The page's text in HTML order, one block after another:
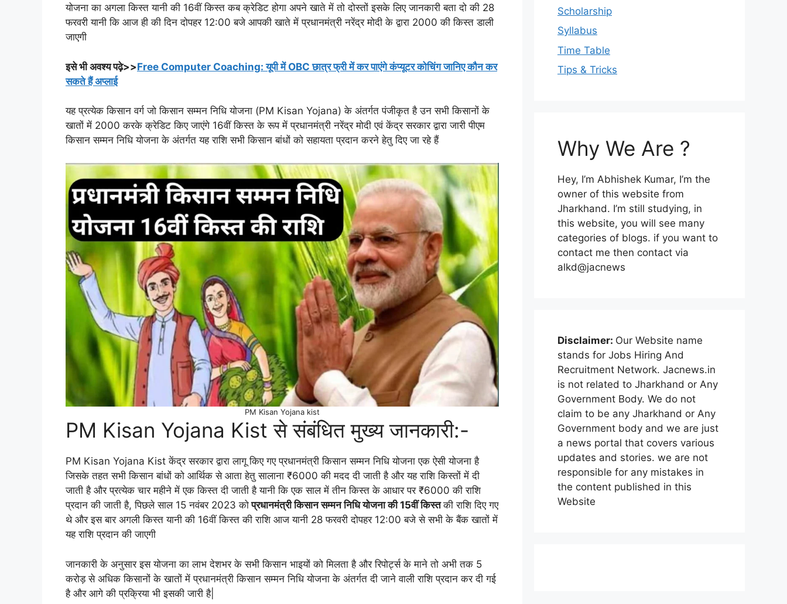
योजना का अगला किस्त यानी की 16वीं किस्त कब क्रेडिट होगा अपने खाते में तो दोस्तों इसके लिए जानकारी बता दो की 28
फरवरी यानी कि आज ही की दिन दोपहर 12:00 बजे आपकी खाते में प्रधानमंत्री नरेंद्र मोदी के द्वारा 2000 की किस्त डाली
जाएगी
इसे भी अवश्य पढ़े>>Free Computer Coaching: यूपी में OBC छात्र फ्री में कर पाएंगे कंप्यूटर कोचिंग जानिए कौन कर
सकते हैं अप्लाई
यह प्रत्येक किसान वर्ग जो किसान सम्मन निधि योजना (PM Kisan Yojana) के अंतर्गत पंजीकृत है उन सभी किसानों के
खातों में 2000 करके क्रेडिट किए जाएंगे 16वीं किस्त के रूप में प्रधानमंत्री नरेंद्र मोदी एवं केंद्र सरकार द्वारा जारी पीएम
किसान सम्मन निधि योजना के अंतर्गत यह राशि सभी किसान बांधों को सहायता प्रदान करने हेतु दिए जा रहे हैं
PM Kisan Yojana kist
PM Kisan Yojana Kist से संबंधित मुख्य जानकारी:-
PM Kisan Yojana Kist केंद्र सरकार द्वारा लागू किए गए प्रधानमंत्री किसान सम्मन निधि योजना एक ऐसी योजना है
जिसके तहत सभी किसान बांधों को आर्थिक से आता हेतु सालाना ₹6000 की मदद दी जाती है और यह राशि किस्तों में दी
जाती है और प्रत्येक चार महीने में एक किस्त दी जाती है यानी कि एक साल में तीन किस्त के आधार पर ₹6000 की राशि
प्रदान की जाती है, पिछले साल 15 नवंबर 2023 कोप्रधानमंत्री किसान सम्मन निधि योजना की 15वीं किस्तकी राशि दिए गए
थे और इस बार अगली किस्त यानी की 16वीं किस्त की राशि आज यानी 28 फरवरी दोपहर 12:00 बजे से सभी के बैंक खातों में
यह राशि प्रदान की जाएगी
जानकारी के अनुसार इस योजना का लाभ देशभर के सभी किसान भाइयों को मिलता है और रिपोर्ट्स के माने तो अभी तक 5
करोड़ से अधिक किसानों के खातों में प्रधानमंत्री किसान सम्मन निधि योजना के अंतर्गत दी जाने वाली राशि प्रदान कर दी गई
है और आगे की प्रक्रिया भी इसकी जारी है|
Scholarship
Syllabus
Time Table
Tips & Tricks
Why We Are ?
Hey, I’m Abhishek Kumar, I’m the
owner of this website from
Jharkhand. I’m still studying, in
this website, you will see many
categories of blogs. if you want to
contact me then contact via
alkd@jacnews
Disclaimer: Our Website name
stands for Jobs Hiring And
Recruitment Network. Jacnews.in
is not related to Jharkhand or Any
Government Body. We do not
claim to be any Jharkhand or Any
Government body and we are just
a news portal that covers various
updates and stories. we are not
responsible for any mistakes in
the content published in this
Website